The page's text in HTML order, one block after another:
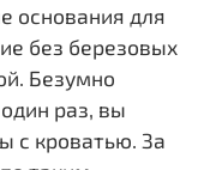
основания для
без березовых
Безумно
раз, вы
с кроватью. За